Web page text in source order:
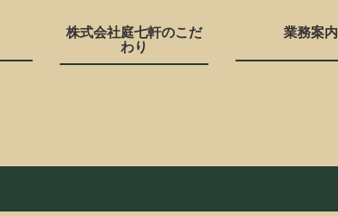
株式会社庭七軒のこだ
わり
業務案内